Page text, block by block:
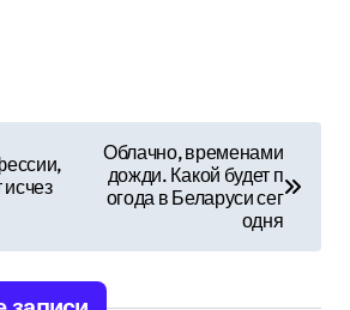
исчез
Облачно, временами
дожди. Какой будет п
огода в Беларуси сег
одня